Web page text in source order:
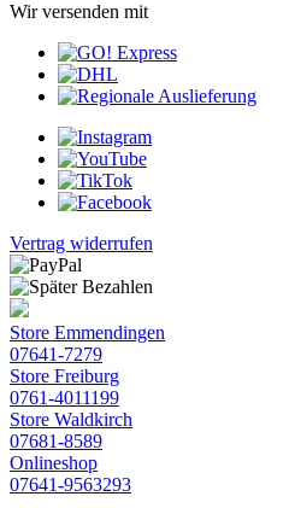
Wir versenden mit
Vertrag widerrufen
Store Emmendingen
07641-7279
Store Freiburg
0761-4011199
Store Waldkirch
07681-8589
Onlineshop
07641-9563293